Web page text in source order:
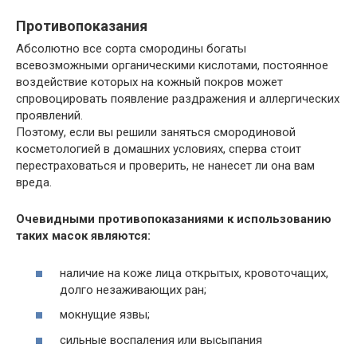
Противопоказания
Абсолютно все сорта смородины богаты
всевозможными органическими кислотами, постоянное
воздействие которых на кожный покров может
спровоцировать появление раздражения и аллергических
проявлений.
Поэтому, если вы решили заняться смородиновой
косметологией в домашних условиях, сперва стоит
перестраховаться и проверить, не нанесет ли она вам
вреда.
Очевидными противопоказаниями к использованию
таких масок являются:
наличие на коже лица открытых, кровоточащих,
долго незаживающих ран;
мокнущие язвы;
сильные воспаления или высыпания